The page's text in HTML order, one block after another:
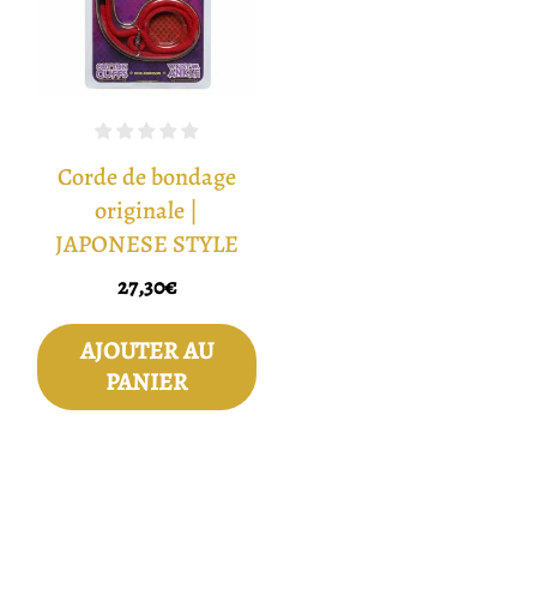
Corde de bondage
originale |
JAPONESE STYLE
27,30€
AJOUTER AU
PANIER